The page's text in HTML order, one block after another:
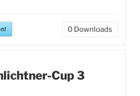
0 Downloads
Cup 3